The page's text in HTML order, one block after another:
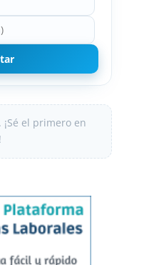
el primero en